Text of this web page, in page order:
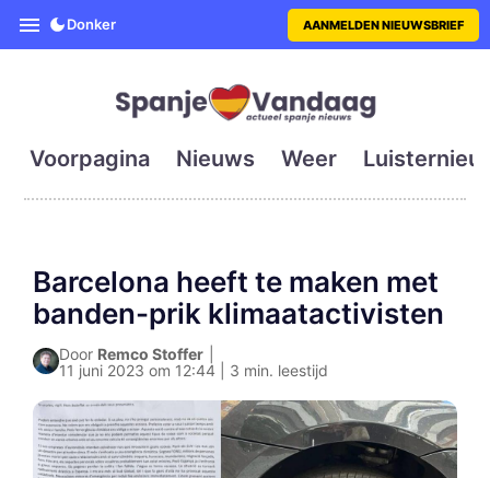
SpanjeVandaag is de eerste
Donker AANMELDEN NIEUWSBRIEF
Voorpagina Nieuws Weer
Barcelona heeft te maken met
banden-prik klimaatactivisten
Door Remco Stoffer
11 juni 2023 om 12:44 | 3 min. leestijd